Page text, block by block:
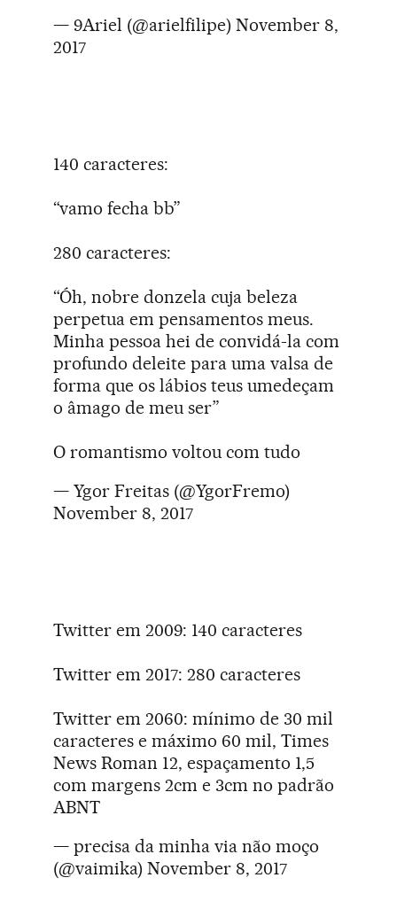
— 9Ariel (@arielfilipe) November 8,
2017
140 caracteres:
“vamo fecha bb”
280 caracteres:
“Óh, nobre donzela cuja beleza
perpetua em pensamentos meus.
Minha pessoa hei de convidá-la com
profundo deleite para uma valsa de
forma que os lábios teus umedeçam
o âmago de meu ser”
O romantismo voltou com tudo
— Ygor Freitas (@YgorFremo)
November 8, 2017
Twitter em 2009: 140 caracteres
Twitter em 2017: 280 caracteres
Twitter em 2060: mínimo de 30 mil
caracteres e máximo 60 mil, Times
News Roman 12, espaçamento 1,5
com margens 2cm e 3cm no padrão
ABNT
— precisa da minha via não moço
(@vaimika) November 8, 2017